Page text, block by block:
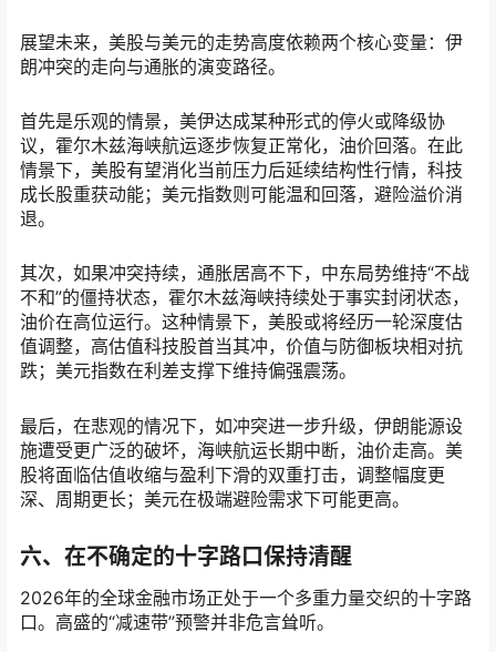
展望未来，美股与美元的走势高度依赖两个核心变量：伊
朗冲突的走向与通胀的演变路径。
首先是乐观的情景，美伊达成某种形式的停火或降级协
议，霍尔木兹海峡航运逐步恢复正常化，油价回落。在此
情景下，美股有望消化当前压力后延续结构性行情，科技
成长股重获动能；美元指数则可能温和回落，避险溢价消
退。
其次，如果冲突持续，通胀居高不下，中东局势维持“不战
不和”的僵持状态，霍尔木兹海峡持续处于事实封闭状态，
油价在高位运行。这种情景下，美股或将经历一轮深度估
值调整，高估值科技股首当其冲，价值与防御板块相对抗
跌；美元指数在利差支撑下维持偏强震荡。
最后，在悲观的情况下，如冲突进一步升级，伊朗能源设
施遭受更广泛的破坏，海峡航运长期中断，油价走高。美
股将面临估值收缩与盈利下滑的双重打击，调整幅度更
深、周期更长；美元在极端避险需求下可能更高。
六、在不确定的十字路口保持清醒
2026年的全球金融市场正处于一个多重力量交织的十字路
口。高盛的“减速带”预警并非危言耸听。